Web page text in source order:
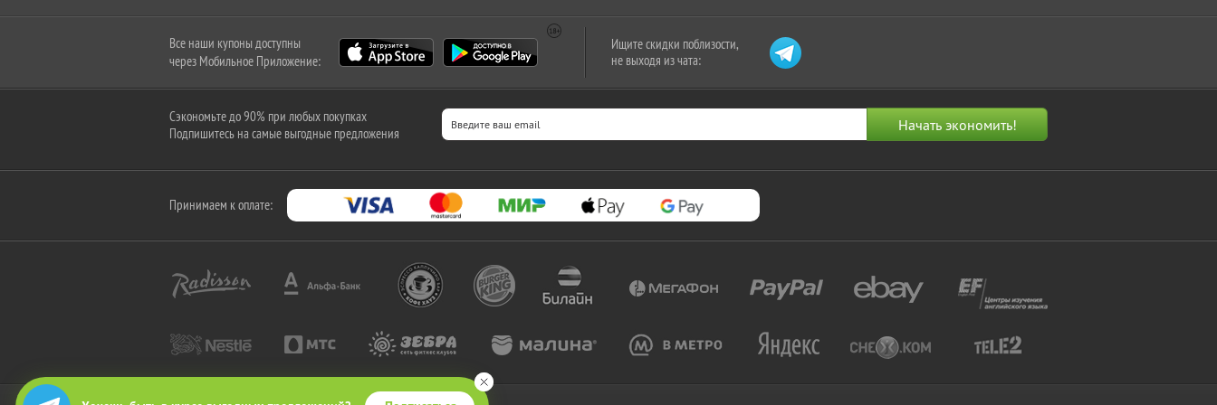
Все наши купоны доступны
через Мобильное Приложение:
Ищите скидки поблизости,
не выходя из чата:
Сэкономьте до 90% при любых покупках
Подпишитесь на самые выгодные предложения
Принимаем к оплате: